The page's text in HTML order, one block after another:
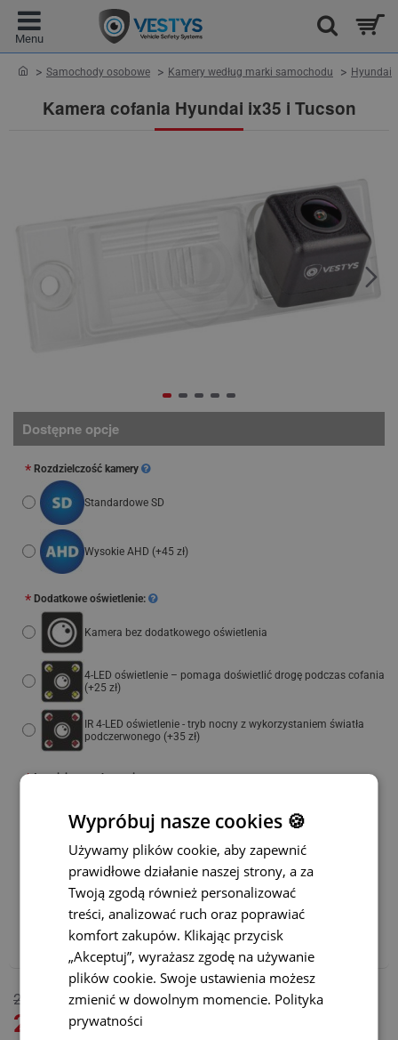
Kamera cofania Hyundai ix35 i Tucson
homeSamochody osobowe Kamery według marki samochodu Hyundai
219 zł
265 zł
DOSTĘPNY
MODEL: SC-026-O
Dostępne opcje
Rozdzielczość kamery
Standardowe SD
Wysokie AHD (+45 zł)
Dodatkowe oświetlenie:
Kamera bez dodatkowego oświetlenia
4-LED oświetlenie – pomaga doświetlić drogę podczas cofania
(+25 zł)
IR 4-LED oświetlenie - tryb nocny z wykorzystaniem światła
podczerwonego (+35 zł)
Łatwiejsze parkowanie:
Statyczne linie parkowania z możliwością ich wyłączenia
Dynamiczne linie parkowania (+65 zł)
Adapter WiFi do bezprzewodowej transmisji – CENA
PROMOCYJNA
Wypróbuj nasze cookies 🍪
Używamy plików cookie, aby zapewnić
prawidłowe działanie naszej strony, a za
Twoją zgodą również personalizować
treści, analizować ruch oraz poprawiać
komfort zakupów. Klikając przycisk
„Akceptuj”, wyrażasz zgodę na używanie
plików cookie. Swoje ustawienia możesz
zmienić w dowolnym momencie. Polityka
prywatności